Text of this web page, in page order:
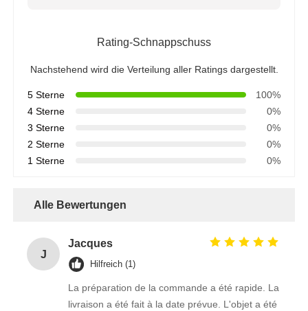
Rating-Schnappschuss
Nachstehend wird die Verteilung aller Ratings dargestellt.
5 Sterne
100%
4 Sterne
0%
3 Sterne
0%
2 Sterne
0%
1 Sterne
0%
Alle Bewertungen
J
Jacques
Hilfreich (1)
La préparation de la commande a été rapide. La
livraison a été fait à la date prévue. L'objet a été